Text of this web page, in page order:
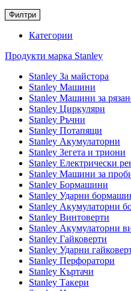
Филтри
Категории
Продукти марка Stanley
Stanley За майстора
Stanley Машини
Stanley Машини за
Stanley Циркуляри
Stanley Ръчни
Stanley Потапящи
Stanley Акумулаторни
Stanley Зегета и триони
Stanley Електрически
Stanley Машини за
Stanley Бормашини
Stanley Ударни
Stanley Акумулаторни
Stanley Винтоверти
Stanley Акумулаторни
Stanley Гайковерти
Stanley Ударни
Stanley Перфоратори
Stanley Къртачи
Stanley Такери